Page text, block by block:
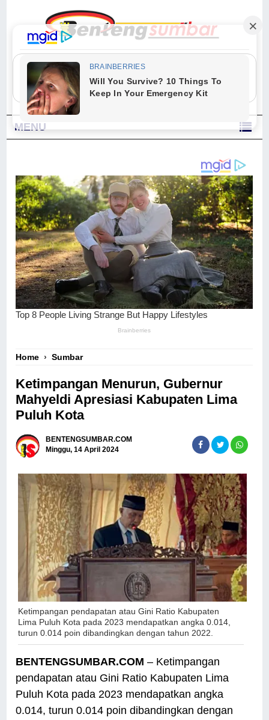
"Sesungguhnya Allah dan para malaikat-Nya berselawat untuk Nabi.
Wahai orang-orang yang beriman, berselawatlah kamu untuk Nabi dan
ucapkanlah salam dengan penuh penghormatan kepadanya." (Qs. Al
Ahzab Ayat 56)
MENU
Home ›Sumbar
Ketimpangan Menurun, Gubernur
Mahyeldi Apresiasi Kabupaten Lima
Puluh Kota
BENTENGSUMBAR.COM
Minggu, 14 April 2024
Ketimpangan pendapatan atau Gini Ratio Kabupaten
Lima Puluh Kota pada 2023 mendapatkan angka 0.014,
turun 0.014 poin dibandingkan dengan tahun 2022.
BENTENGSUMBAR.COM – Ketimpangan
pendapatan atau Gini Ratio Kabupaten Lima
Puluh Kota pada 2023 mendapatkan angka
0.014, turun 0.014 poin dibandingkan dengan